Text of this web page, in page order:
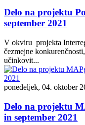
Delo na projektu
september 2021
V okviru projekta
čezmejne
učinkovit...
ponedeljek, 04. oktober
Delo na projektu
in september 2021